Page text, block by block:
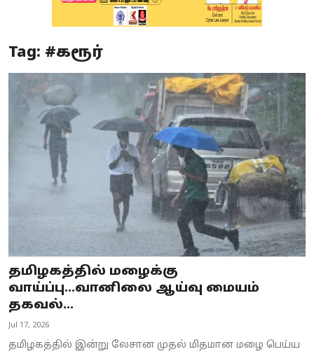
Special Story
Business
Tamilnadu
World
Astrology
Spirituality
Weather
Tag: #கரூர்
தமிழகத்தில் மழைக்கு
வாய்ப்பு...வானிலை ஆய்வு மையம்
தகவல்...
Jul 17, 2026
தமிழகத்தில் இன்று லேசான முதல் மிதமான மழை பெய்ய